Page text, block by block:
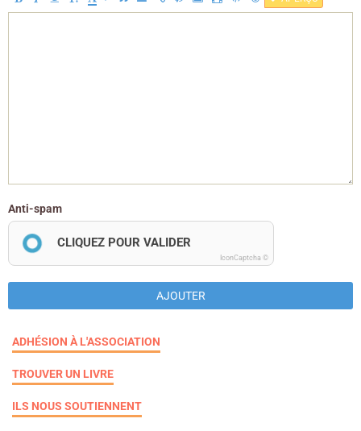
Anti-spam
CLIQUEZ POUR VALIDER
IconCaptcha ©
AJOUTER
ADHÉSION À L'ASSOCIATION
TROUVER UN LIVRE
ILS NOUS SOUTIENNENT